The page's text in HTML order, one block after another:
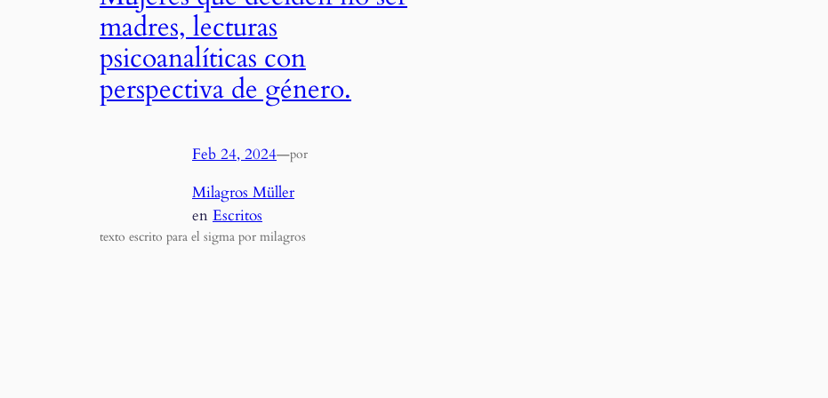
madres, lecturas
psicoanalíticas con
perspectiva de género.
Feb 24, 2024—por
Milagros Müller
en Escritos
texto escrito para el sigma por milagros